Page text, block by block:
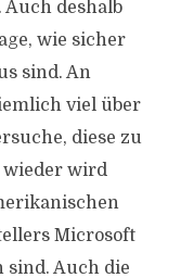
Auch deshalb
wie sicher
sind. An
viel über
diese zu
wieder wird
Microsoft
sind. Auch die